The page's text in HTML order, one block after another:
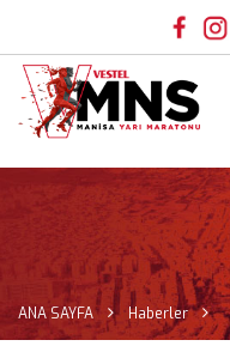
ANA SAYFA Haberler